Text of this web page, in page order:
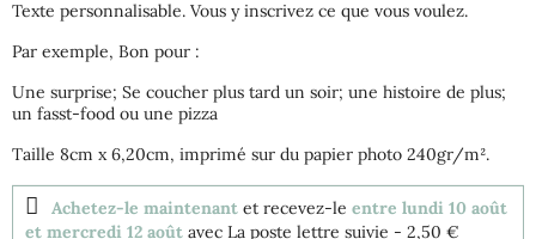
Texte personnalisable. Vous y inscrivez ce que vous voulez.
Par exemple, Bon pour :
Une surprise; Se coucher plus tard un soir; une histoire de plus;
un fasst-food ou une pizza
Taille 8cm x 6,20cm, imprimé sur du papier photo 240gr/m².
Achetez-le maintenant et recevez-le entre lundi 10 août
et mercredi 12 août avec La poste lettre suivie - 2,50 €